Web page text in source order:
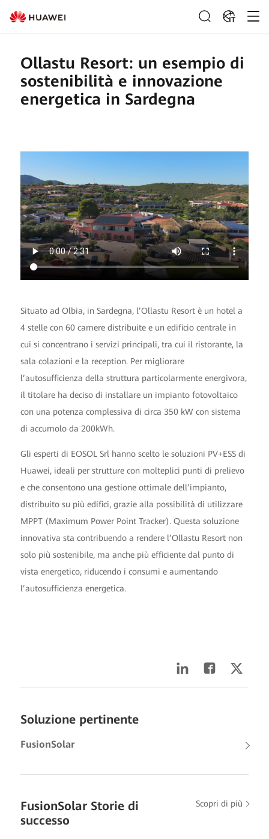
IT
Ollastu Resort: un esempio di
sostenibilità e innovazione
energetica in Sardegna
Situato ad Olbia, in Sardegna, l’Ollastu Resort è un hotel a
4 stelle con 60 camere distribuite e un edificio centrale in
cui si concentrano i servizi principali, tra cui il ristorante, la
sala colazioni e la reception. Per migliorare
l’autosufficienza della struttura particolarmente energivora,
il titolare ha deciso di installare un impianto fotovoltaico
con una potenza complessiva di circa 350 kW con sistema
di accumolo da 200kWh.
Gli esperti di EOSOL Srl hanno scelto le soluzioni PV+ESS di
Huawei, ideali per strutture con molteplici punti di prelievo
e che consentono una gestione ottimale dell’impianto,
distribuito su più edifici, grazie alla possibilità di utilizzare
MPPT (Maximum Power Point Tracker). Questa soluzione
innovativa sta contribuendo a rendere l’Ollastu Resort non
solo più sostenibile, ma anche più efficiente dal punto di
vista energetico, riducendo i consumi e aumentando
l’autosufficienza energetica.
Soluzione pertinente
FusionSolar
FusionSolar Storie di
successo
Scopri di più